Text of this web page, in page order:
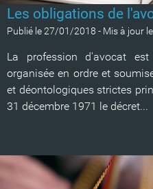
Les obligations de
Publié le 27/01/2018 - Mis à jour
La profession d'avocat est
organisée en ordre et
et déontologiques strictes
31 décembre 1971 le décret...